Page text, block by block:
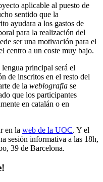
aplicable al puesto de
sentido que la
ayudara a los gastos de
para la realización del
ser una motivación para el
centro a un coste muy bajo.
principal será el
de inscritos en el resto del
de la weblografia se
que los participantes
en catalán o en
en la web de la UOC. Y el
sesión informativa a las 18h,
39 de Barcelona.